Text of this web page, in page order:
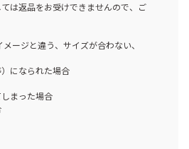
は返品をお受けできませんので、ご
ージと違う、サイズが合わない、
になられた場合
まった場合